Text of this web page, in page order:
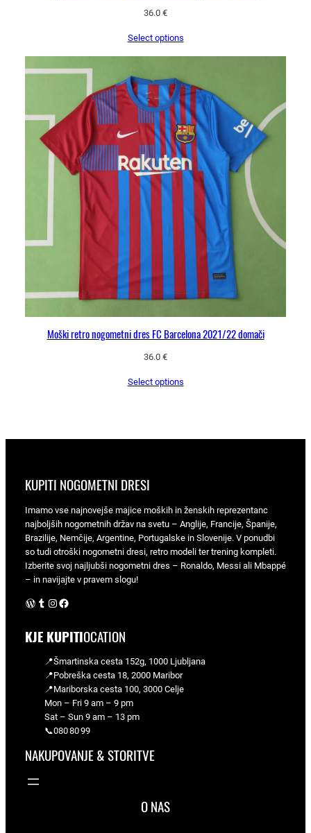
36.0 €
Select options
Moški retro nogometni dres FC Barcelona 2021/22 domači
36.0 €
Select options
KUPITI NOGOMETNI DRESI
Imamo vse najnovejše majice moških in ženskih reprezentanc
najboljših nogometnih držav na svetu – Anglije, Francije, Španije,
Brazilije, Nemčije, Argentine, Portugalske in Slovenije. V ponudbi
so tudi otroški nogometni dresi, retro modeli ter trening kompleti.
Izberite svoj najljubši nogometni dres – Ronaldo, Messi ali Mbappé
– in navijajte v pravem slogu!
WordPress Instagram Facebook
KJE KUPITIOCATION
📍Šmartinska cesta 152g, 1000 Ljubljana
📍Pobreška cesta 18, 2000 Maribor
📍Mariborska cesta 100, 3000 Celje
Mon – Fri 9 am – 9 pm
Sat – Sun 9 am – 13 pm
📞080 80 99
NAKUPOVANJE & STORITVE
O NAS